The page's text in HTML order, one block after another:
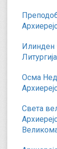
Илинден
Осма
Света